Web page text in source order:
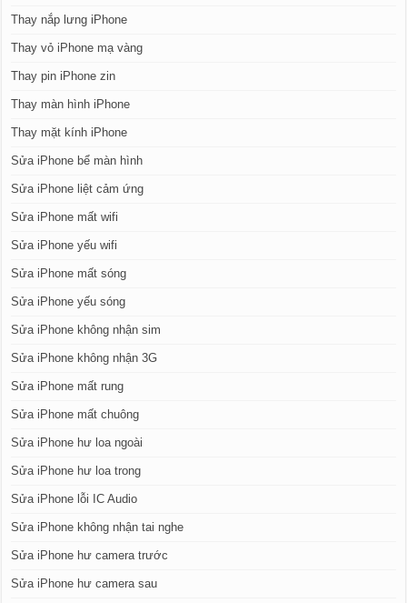
Thay nắp lưng iPhone
Thay vỏ iPhone mạ vàng
Thay pin iPhone zin
Thay màn hình iPhone
Thay mặt kính iPhone
Sửa iPhone bể màn hình
Sửa iPhone liệt cảm ứng
Sửa iPhone mất wifi
Sửa iPhone yếu wifi
Sửa iPhone mất sóng
Sửa iPhone yếu sóng
Sửa iPhone không nhận sim
Sửa iPhone không nhận 3G
Sửa iPhone mất rung
Sửa iPhone mất chuông
Sửa iPhone hư loa ngoài
Sửa iPhone hư loa trong
Sửa iPhone lỗi IC Audio
Sửa iPhone không nhận tai nghe
Sửa iPhone hư camera trước
Sửa iPhone hư camera sau